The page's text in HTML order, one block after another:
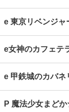
e 東京リベンジャ
e女神のカフェテ
e 甲鉄城のカバネ
P 魔法少女まど